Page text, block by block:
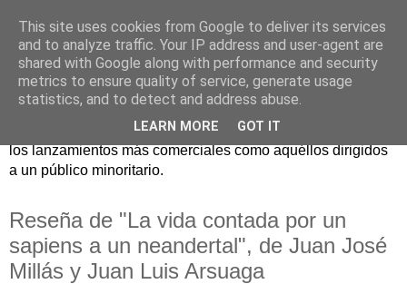
Críticas y reseñas de las principales novedades literarias
editadas en España. En Crítica de libros tienen cabida tanto
los lanzamientos más comerciales como aquéllos dirigidos
a un público minoritario.
Reseña de "La vida contada por un
sapiens a un neandertal", de Juan José
Millás y Juan Luis Arsuaga
This site uses cookies from Google to deliver its services
and to analyze traffic. Your IP address and user-agent are
shared with Google along with performance and security
metrics to ensure quality of service, generate usage
statistics, and to detect and address abuse.
LEARN MORE GOT IT